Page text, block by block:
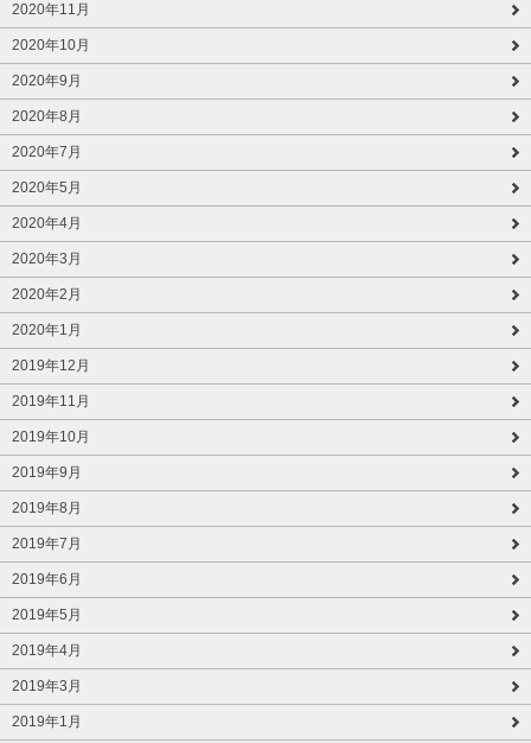
2020年11月
2020年10月
2020年9月
2020年8月
2020年7月
2020年5月
2020年4月
2020年3月
2020年2月
2020年1月
2019年12月
2019年11月
2019年10月
2019年9月
2019年8月
2019年7月
2019年6月
2019年5月
2019年4月
2019年3月
2019年1月